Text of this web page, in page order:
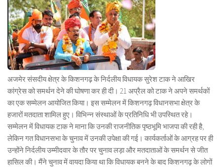
अजमेर संसदीय क्षेत्र के किशनगढ़ के निर्दलीय विधायक सुरेश टाक ने आखिर
कांग्रेस को समर्थन देने की घोषणा कर ही दी। 21 अप्रैल को टाक ने अपने समर्थकों
का एक सम्मेलन आयोजित किया। इस सम्मेलन में किशनगढ़ विधानसभा क्षेत्र के
हजारों मतदाता शामिल हुए। विभिन्न संस्थाओं के प्रतिनिधि भी उपस्थित रहे।
सम्मेलन में विधायक टाक ने माना कि उनकी राजनीतिक पृष्ठभूमि भाजपा की रही है,
लेकिन गत विधानसभा के चुनाव में उनकी उपेक्षा की गई। कार्यकर्ताओं के आग्रह पर ही
उन्होंने निर्दलीय उम्मीदवार के तौर पर चुनाव लड़ा और मतदाताओं के समर्थन से जीत
हासिल की। मैंने चुनाव में वायदा किया था कि विधायक बनने के बाद किशनगढ़ के लोगों